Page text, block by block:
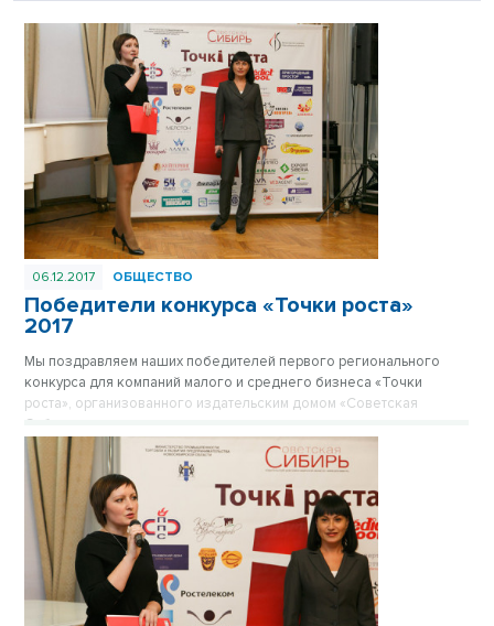
06.12.2017 ОБЩЕСТВО
Победители конкурса «Точки роста»
2017
Мы поздравляем наших победителей первого регионального
конкурса для компаний малого и среднего бизнеса «Точки
роста», организованного издательским домом «Советская
Сибирь» при поддержке министерства промышленности, торговли
и развития предпринимательства и министерства культуры
Новосибирской области.